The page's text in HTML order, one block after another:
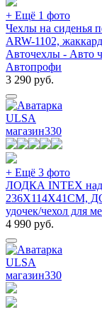
+ Ещё 1 фото
Чехлы на сиденья
ARW-1102,
Авточехлы - Авто
Автопрофи
3 290 руб.
ULSA
магазин330
+ Ещё 3 фото
ЛОДКА INTEX
236X114X41СМ, ДО
удочек/чехол для
4 990 руб.
ULSA
магазин330